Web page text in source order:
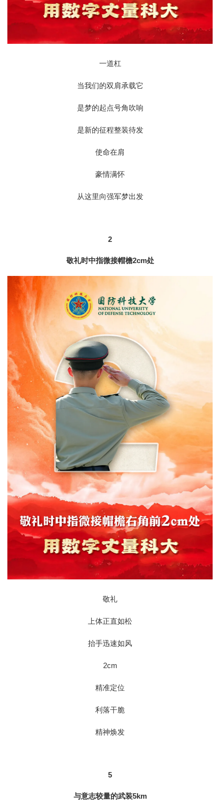
一道杠
当我们的双肩承载它
是梦的起点号角吹响
是新的征程整装待发
使命在肩
豪情满怀
从这里向强军梦出发
2
敬礼时中指微接帽檐2cm处
敬礼
上体正直如松
抬手迅速如风
2cm
精准定位
利落干脆
精神焕发
5
与意志较量的武装5km